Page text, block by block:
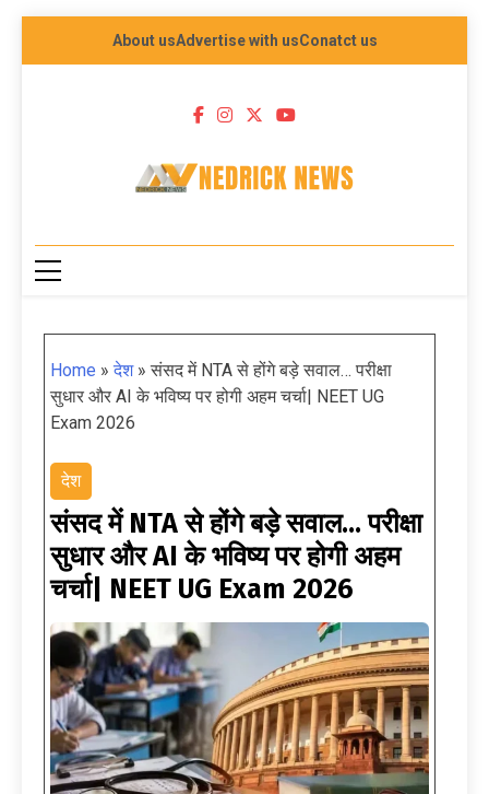
About usAdvertise with usConatct us
NEDRICK NEWS
Home »देश»संसद में NTA से होंगे बड़े सवाल… परीक्षा
सुधार और AI के भविष्य पर होगी अहम चर्चा| NEET UG
Exam 2026
देश
संसद में NTA से होंगे बड़े सवाल… परीक्षा
सुधार और AI के भविष्य पर होगी अहम
चर्चा| NEET UG Exam 2026